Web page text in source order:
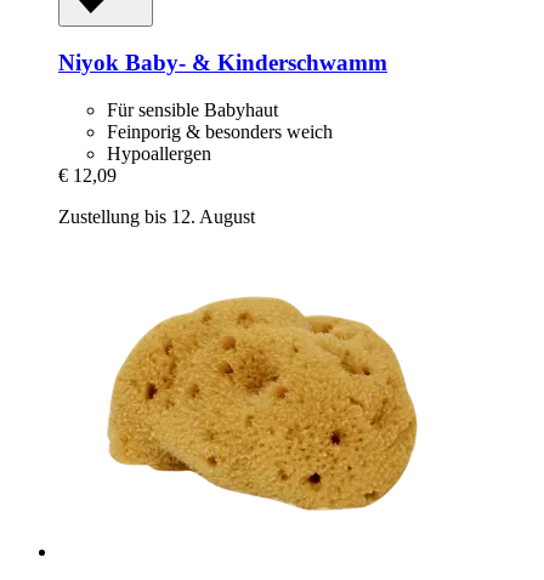
Niyok Baby-​ & Kinderschwamm
Für sensible Babyhaut
Feinporig & besonders weich
Hypoallergen
€ 12,09
Zustellung bis 12. August